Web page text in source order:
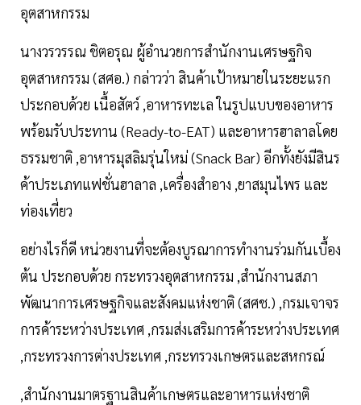
อุตสาหกรรม
นางวรวรรณ ชิตอรุณ ผู้อำนวยการสำนักงานเศรษฐกิจ
อุตสาหกรรม (สศอ.) กล่าวว่า สินค้าเป้าหมายในระยะแรก
ประกอบด้วย เนื้อสัตว์ ,อาหารทะเล ในรูปแบบของอาหาร
พร้อมรับประทาน (Ready-to-EAT) และอาหารฮาลาลโดย
ธรรมชาติ ,อาหารมุสลิมรุ่นใหม่ (Snack Bar) อีกทั้งยังมีสินร
ค้าประเภทแฟชั่นฮาลาล ,เครื่องสำอาง ,ยาสมุนไพร และ
ท่องเที่ยว
อย่างไรก็ดี หน่วยงานที่จะต้องบูรณาการทำงานร่วมกันเบื้อง
ต้น ประกอบด้วย กระทรวงอุตสาหกรรม ,สำนักงานสภา
พัฒนาการเศรษฐกิจและสังคมแห่งชาติ (สศช.) ,กรมเจาจร
การค้าระหว่างประเทศ ,กรมส่งเสริมการค้าระหว่างประเทศ
,กระทรวงการต่างประเทศ ,กระทรวงเกษตรและสหกรณ์
,สำนักงานมาตรฐานสินค้าเกษตรและอาหารแห่งชาติ